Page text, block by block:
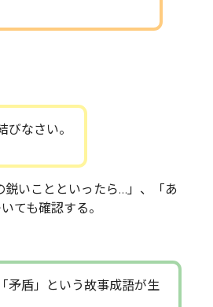
びなさい。
鋭いことといったら…」、「あ
ても確認する。
矛盾」という故事成語が生